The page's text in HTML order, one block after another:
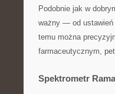
Podobnie jak w
ważny — od ustawień
temu można
farmaceutycznym,
Spektrometr